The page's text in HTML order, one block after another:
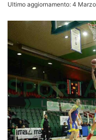
Ultimo aggiornamento: 4